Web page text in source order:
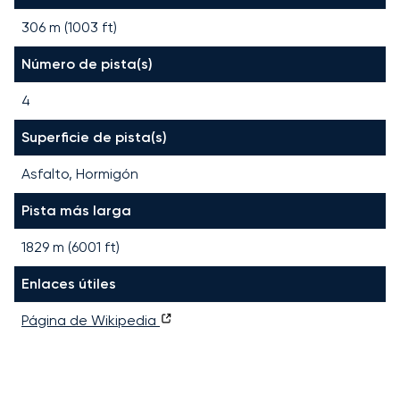
306 m (1003 ft)
Número de pista(s)
4
Superficie de pista(s)
Asfalto, Hormigón
Pista más larga
1829 m (6001 ft)
Enlaces útiles
Página de Wikipedia